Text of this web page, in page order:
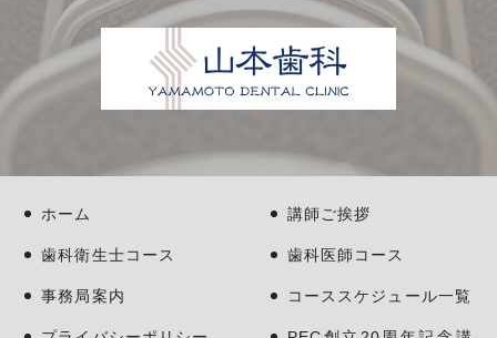
ホーム 講師ご挨拶
歯科衛生士コース 歯科医師コース
事務局案内 コーススケジュール一覧